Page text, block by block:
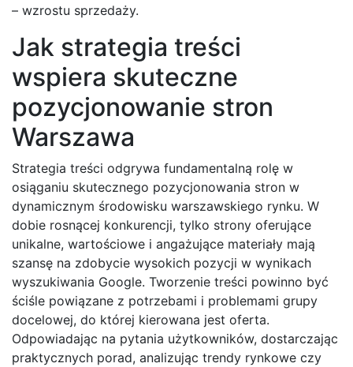
– wzrostu sprzedaży.
Jak strategia treści
wspiera skuteczne
pozycjonowanie stron
Warszawa
Strategia treści odgrywa fundamentalną rolę w
osiąganiu skutecznego pozycjonowania stron w
dynamicznym środowisku warszawskiego rynku. W
dobie rosnącej konkurencji, tylko strony oferujące
unikalne, wartościowe i angażujące materiały mają
szansę na zdobycie wysokich pozycji w wynikach
wyszukiwania Google. Tworzenie treści powinno być
ściśle powiązane z potrzebami i problemami grupy
docelowej, do której kierowana jest oferta.
Odpowiadając na pytania użytkowników, dostarczając
praktycznych porad, analizując trendy rynkowe czy